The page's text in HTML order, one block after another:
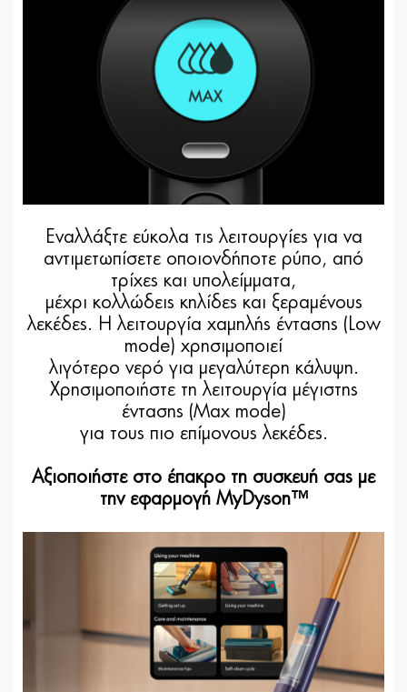
Εναλλάξτε εύκολα τις λειτουργίες για να
αντιμετωπίσετε οποιονδήποτε ρύπο, από
τρίχες και υπολείμματα,
μέχρι κολλώδεις κηλίδες και ξεραμένους
λεκέδες. Η λειτουργία χαμηλής έντασης (Low
mode) χρησιμοποιεί
λιγότερο νερό για μεγαλύτερη κάλυψη.
Χρησιμοποιήστε τη λειτουργία μέγιστης
έντασης (Max mode)
για τους πιο επίμονους λεκέδες.
Αξιοποιήστε στο έπακρο τη συσκευή σας με
την εφαρμογή MyDyson™